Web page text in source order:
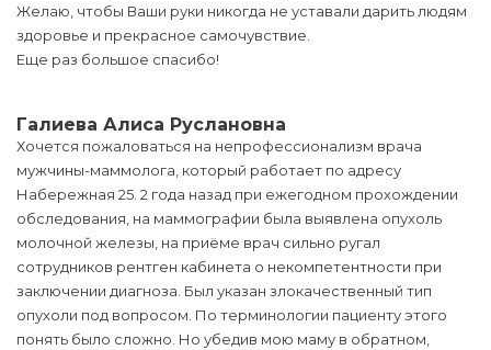
Желаю, чтобы Ваши руки никогда не уставали дарить людям
здоровье и прекрасное самочувствие.
Еще раз большое спасибо!
Галиева Алиса Руслановна
Хочется пожаловаться на непрофессионализм врача
мужчины-маммолога, который работает по адресу
Набережная 25. 2 года назад при ежегодном прохождении
обследования, на маммографии была выявлена опухоль
молочной железы, на приёме врач сильно ругал
сотрудников рентген кабинета о некомпетентности при
заключении диагноза. Был указан злокачественный тип
опухоли под вопросом. По терминологии пациенту этого
понять было сложно. Но убедив мою маму в обратном,